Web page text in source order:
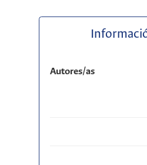
Autores/as